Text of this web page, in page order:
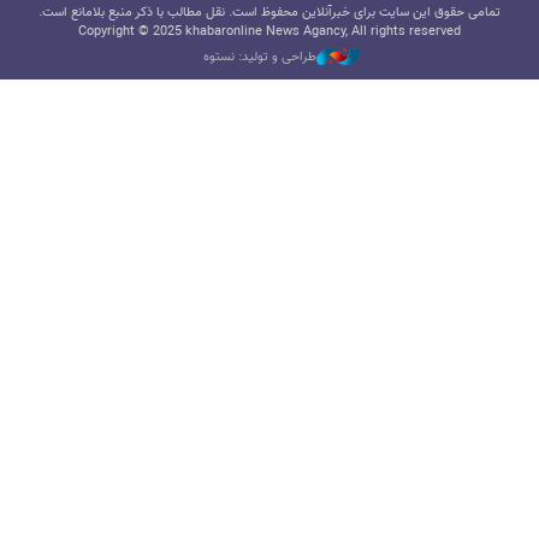
تمامی حقوق این سایت برای خبرآنلاین محفوظ است. نقل مطالب با ذکر منبع بلامانع است.
Copyright © 2025 khabaronline News Agancy, All rights reserved
طراحی و تولید: نستوه